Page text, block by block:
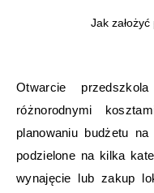
Jak
Otwarcie
różnorodnymi
planowaniu budżetu
podzielone na kilka
wynajęcie lub zakup